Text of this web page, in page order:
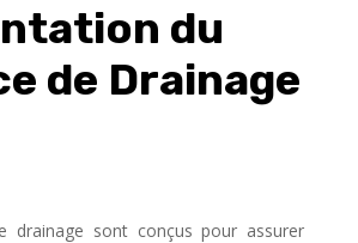
du
de Drainage
drainage sont conçus pour assurer